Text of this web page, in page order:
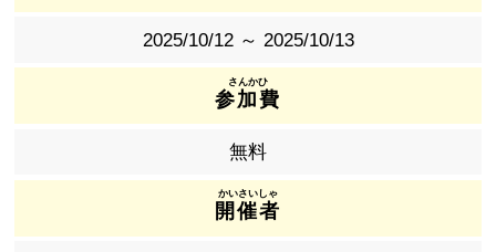
2025/10/12 ～ 2025/10/13
参加費
無料
開催者